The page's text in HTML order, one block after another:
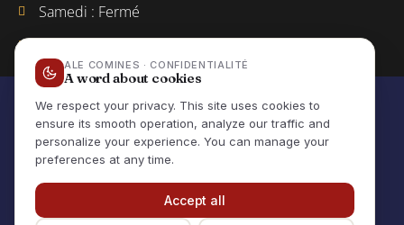
Samedi : Fermé
Dimanche : Fermé
Site créé par Vandamme
Web